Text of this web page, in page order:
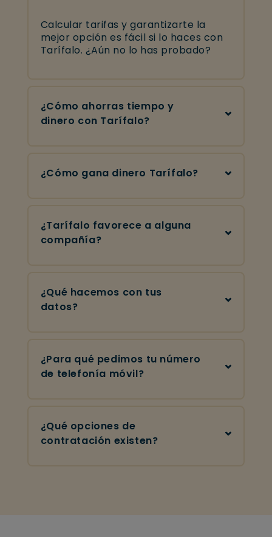
Calcular tarifas y garantizarte la
mejor opción es fácil si lo haces con
Tarífalo. ¿Aún no lo has probado?
¿Cómo ahorras tiempo y
dinero con Tarífalo?
¿Cómo gana dinero Tarífalo?
¿Tarífalo favorece a alguna
compañía?
¿Qué hacemos con tus
datos?
¿Para qué pedimos tu número
de telefonía móvil?
¿Qué opciones de
contratación existen?